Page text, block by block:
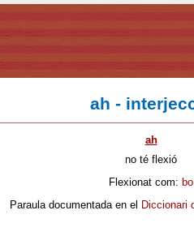
ah -
ah
no té flexió
Flexionat com: bo
Paraula documentada en el Diccionari